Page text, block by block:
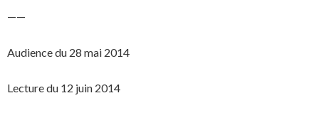
——
Audience du 28 mai 2014
Lecture du 12 juin 2014